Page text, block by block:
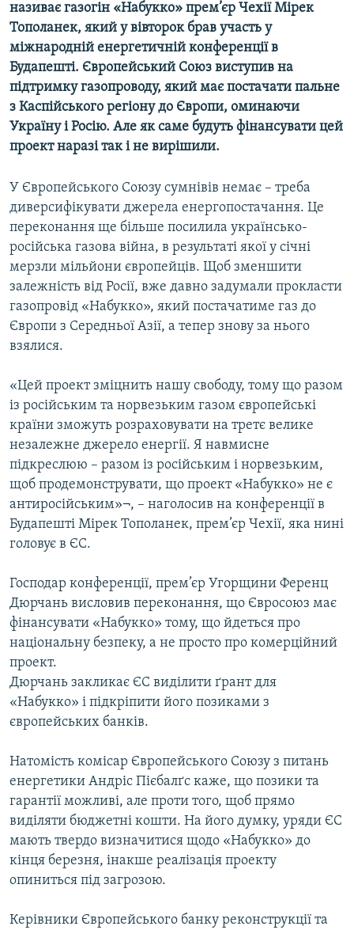
ДОЛУЧАЙСЯ!
Усі сайти RFE/RL
називає газогін «Набукко» прем’єр Чехії Мірек
Тополанек, який у вівторок брав участь у
міжнародній енергетичній конференції в
Будапешті. Європейський Союз виступив на
підтримку газопроводу, який має постачати пальне
з Каспійського регіону до Європи, оминаючи
Україну і Росію. Але як саме будуть фінансувати цей
проект наразі так і не вирішили.
У Європейського Союзу сумнівів немає – треба
диверсифікувати джерела енергопостачання. Це
переконання ще більше посилила українсько-
російська газова війна, в результаті якої у січні
мерзли мільйони європейців. Щоб зменшити
залежність від Росії, вже давно задумали прокласти
газопровід «Набукко», який постачатиме газ до
Європи з Середньої Азії, а тепер знову за нього
взялися.
«Цей проект зміцнить нашу свободу, тому що разом
із російським та норвезьким газом європейські
країни зможуть розраховувати на третє велике
незалежне джерело енергії. Я навмисне
підкреслюю – разом із російським і норвезьким,
щоб продемонструвати, що проект «Набукко» не є
антиросійським»¬, – наголосив на конференції в
Будапешті Мірек Тополанек, прем’єр Чехії, яка нині
головує в ЄС.
Господар конференції, прем’єр Угорщини Ференц
Дюрчань висловив переконання, що Євросоюз має
фінансувати «Набукко» тому, що йдеться про
національну безпеку, а не просто про комерційний
проект.
Дюрчань закликає ЄС виділити ґрант для
«Набукко» і підкріпити його позиками з
європейських банків.
Натомість комісар Європейського Союзу з питань
енергетики Андріс Пієбалґс каже, що позики та
гарантії можливі, але проти того, щоб прямо
виділяти бюджетні кошти. На його думку, уряди ЄС
мають твердо визначитися щодо «Набукко» до
кінця березня, інакше реалізація проекту
опиниться під загрозою.
Керівники Європейського банку реконструкції та